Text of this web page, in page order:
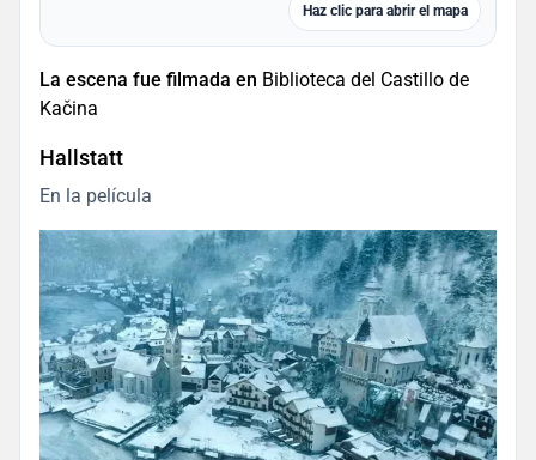
Haz clic para abrir el mapa
La escena fue filmada en Biblioteca del Castillo de
Kačina
Hallstatt
En la película